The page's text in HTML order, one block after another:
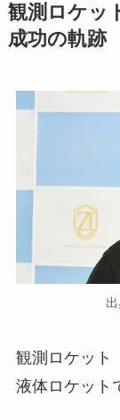
観測ロケッ
成功の軌跡
出
観測ロケット
液体ロケット